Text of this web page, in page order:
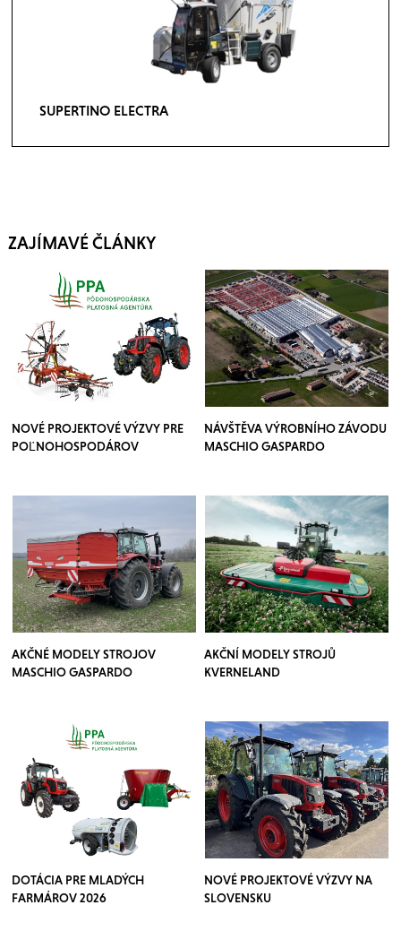
SUPERTINO ELECTRA
ZAJÍMAVÉ ČLÁNKY
NOVÉ PROJEKTOVÉ VÝZVY PRE
POĽNOHOSPODÁROV
NÁVŠTĚVA VÝROBNÍHO ZÁVODU
MASCHIO GASPARDO
AKČNÉ MODELY STROJOV
MASCHIO GASPARDO
AKČNÍ MODELY STROJŮ
KVERNELAND
DOTÁCIA PRE MLADÝCH
FARMÁROV 2026
NOVÉ PROJEKTOVÉ VÝZVY NA
SLOVENSKU